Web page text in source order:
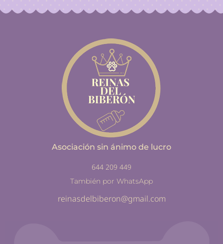
Asociación sin ánimo de lucro
644 209 449
También por WhatsApp
reinasdelbiberon@gmail.com